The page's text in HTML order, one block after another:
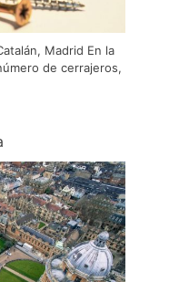
Madrid En la
de cerrajeros,